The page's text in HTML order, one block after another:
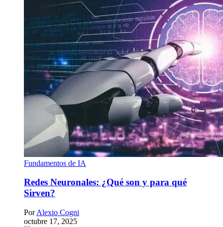
Fundamentos de IA
Redes Neuronales: ¿Qué son y para qué
Sirven?
Por Alexio Cogni
octubre 17, 2025